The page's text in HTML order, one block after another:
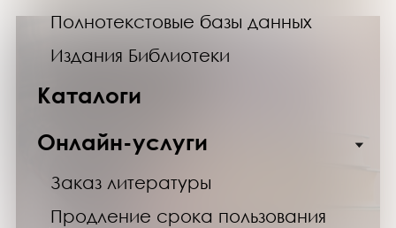
Полнотекстовые базы данных
Издания Библиотеки
Каталоги
Онлайн-услуги
Заказ литературы
Продление срока пользования